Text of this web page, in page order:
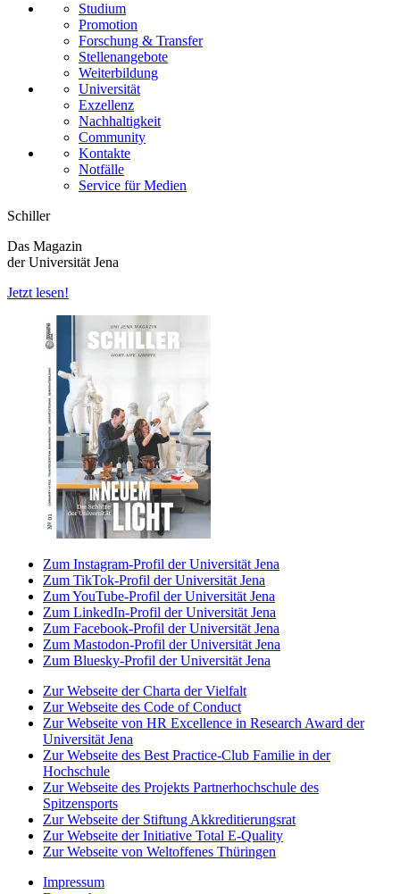
Studium
Promotion
Forschung & Transfer
Stellenangebote
Weiterbildung
Universität
Exzellenz
Nachhaltigkeit
Community
Kontakte
Notfälle
Service für Medien
Schiller
Das Magazin
der Universität Jena
Jetzt lesen!
Zum Instagram-Profil der Universität Jena
Zum TikTok-Profil der Universität Jena
Zum YouTube-Profil der Universität Jena
Zum LinkedIn-Profil der Universität Jena
Zum Facebook-Profil der Universität Jena
Zum Mastodon-Profil der Universität Jena
Zum Bluesky-Profil der Universität Jena
Zur Webseite der Charta der Vielfalt
Zur Webseite des Code of Conduct
Zur Webseite von HR Excellence in Research Award der
Universität Jena
Zur Webseite des Best Practice-Club Familie in der
Hochschule
Zur Webseite des Projekts Partnerhochschule des
Spitzensports
Zur Webseite der Stiftung Akkreditierungsrat
Zur Webseite der Initiative Total E-Quality
Zur Webseite von Weltoffenes Thüringen
Impressum